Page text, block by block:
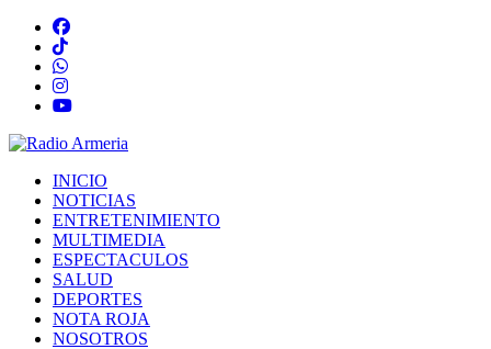
INICIO
NOTICIAS
ENTRETENIMIENTO
MULTIMEDIA
ESPECTACULOS
SALUD
DEPORTES
NOTA ROJA
NOSOTROS